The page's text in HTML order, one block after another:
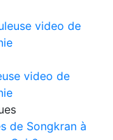
video de